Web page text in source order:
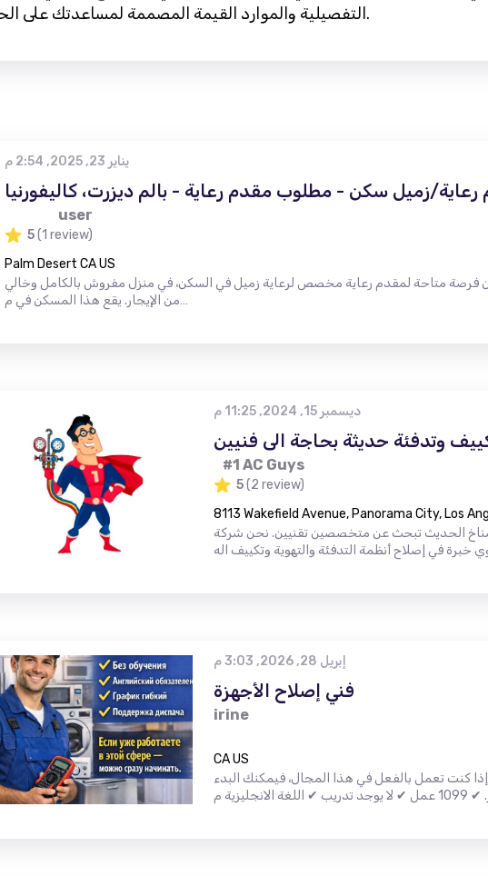
التفصيلية والموارد القيمة المصممة لمساعدتك على الحصول على وظيفتك المثالية في المرتفعات.
يناير 23, 2025, 2:54 م
زميل سكن - مطلوب مقدم رعاية - بالم ديزرت، كاليفورنيا
user
5(1 review)
Palm Desert CA US
فرصة متاحة لمقدم رعاية مخصص لرعاية زميل في السكن، في منزل مفروش بالكامل وخالي
من الإيجار. يقع هذا المسكن في م…
ديسمبر 15, 2024, 11:25 م
وتدفئة حديثة بحاجة الى فنيين
#1 AC Guys
5(2 review)
8113 Wakefield Avenue, Panorama City, Los
الحديث تبحث عن متخصصين تقنيين. نحن شركة
إبريل 28, 2026, 3:03 م
فني إصلاح الأجهزة
irine
CA US
كنت تعمل بالفعل في هذا المجال، فيمكنك البدء